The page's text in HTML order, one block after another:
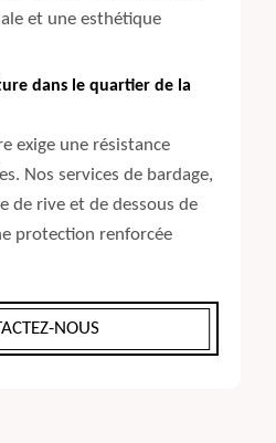
et une esthétique
dans le quartier de la
exige une résistance
Nos services de bardage,
de rive et de dessous de
protection renforcée
NOUS